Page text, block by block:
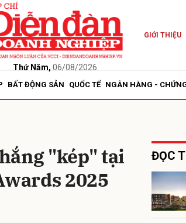
Thứ Năm, 06/08/2026
GIỚI THIỆU
BẤT ĐỘNG SẢN QUỐC TẾ NGÂN HÀNG -
"kép" tại
2025
ĐỌC